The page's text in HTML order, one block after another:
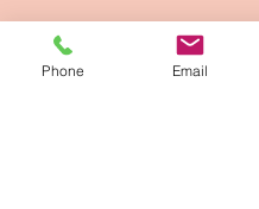
Hébergeur : WIX
1 Grant's Row, Dublin 2
Phone Email